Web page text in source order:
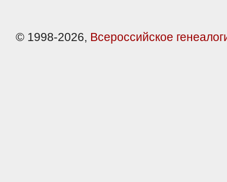
© 1998-2026, Всероссийское